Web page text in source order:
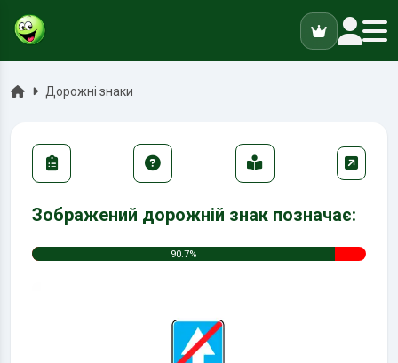
ГоловнаДорожні знаки
Зображений дорожній знак позначає:
90.7%